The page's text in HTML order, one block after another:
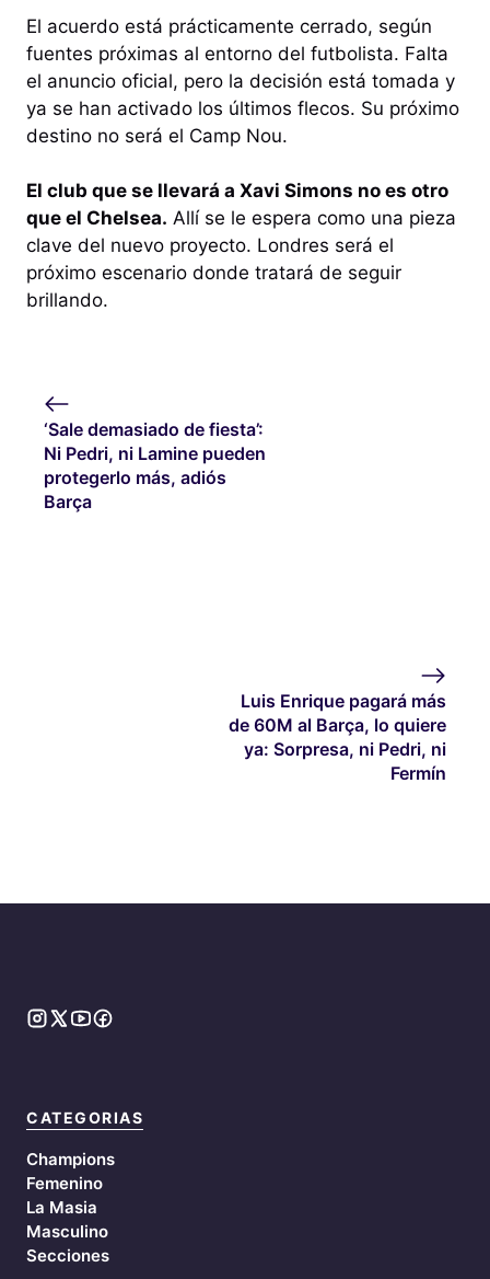
El acuerdo está prácticamente cerrado, según
fuentes próximas al entorno del futbolista. Falta
el anuncio oficial, pero la decisión está tomada y
ya se han activado los últimos flecos. Su próximo
destino no será el Camp Nou.
El club que se llevará a Xavi Simons no es otro
que el Chelsea. Allí se le espera como una pieza
clave del nuevo proyecto. Londres será el
próximo escenario donde tratará de seguir
brillando.
‘Sale demasiado de fiesta’:
Ni Pedri, ni Lamine pueden
protegerlo más, adiós
Barça
Luis Enrique pagará más
de 60M al Barça, lo quiere
ya: Sorpresa, ni Pedri, ni
Fermín
CATEGORIAS
Champions
Femenino
La Masia
Masculino
Secciones